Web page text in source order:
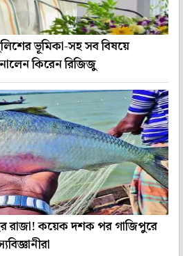
ভূমিকা-সহ সব বিষয়ে
কিরেন রিজিজু
রাজা! কয়েক দশক পর গাজিপুরে